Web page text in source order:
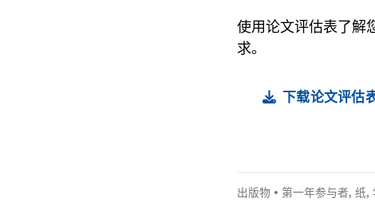
使用论文评估表了解
求。
下载论文评估
出版物 • 第一年参与者, 纸,